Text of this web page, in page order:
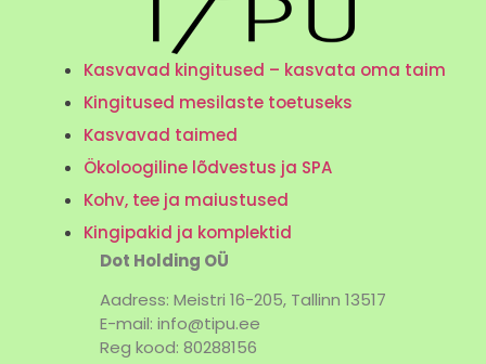
Kasvavad kingitused – kasvata oma taim
Kingitused mesilaste toetuseks
Kasvavad taimed
Ökoloogiline lõdvestus ja SPA
Kohv, tee ja maiustused
Kingipakid ja komplektid
Dot Holding OÜ
Aadress: Meistri 16-205, Tallinn 13517
E-mail: info@tipu.ee
Reg kood: 80288156